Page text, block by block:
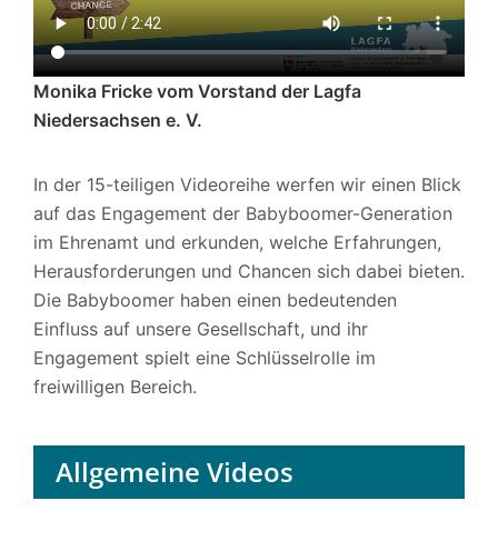
Monika Fricke vom Vorstand der Lagfa
Niedersachsen e. V.
In der 15-teiligen Videoreihe werfen wir einen Blick
auf das Engagement der Babyboomer-Generation
im Ehrenamt und erkunden, welche Erfahrungen,
Herausforderungen und Chancen sich dabei bieten.
Die Babyboomer haben einen bedeutenden
Einfluss auf unsere Gesellschaft, und ihr
Engagement spielt eine Schlüsselrolle im
freiwilligen Bereich.
Allgemeine Videos